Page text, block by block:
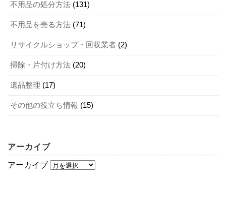
があり、状態のよいものを中心に高額査定が期待できま
す。特に、以下のようなブランド品は期待できるでしょ
カルティエ
ブルガリ
エルメス
者に専門知識があるかどうかが大きく影響するので注意し
が異なるのも、複数の業者に査定を依頼すべき理由といえ
ます。
関連記事
4．遺品を買取に出すときの注意点
ましょう。
買取される、依頼していないものまで勝手に回収してしま
うなどのトラブルに巻き込まれる可能性があります。遺品
参考にして選んだ業者に依頼しましょう。
関連記事
関連記事 不用品を賢く処分！ リサイクルショップの上手な使い方 5選
最後に、遺品の買取に関する質問に回します。それぞれ参
考にしてください。
不用品の処分方法 (131)
不用品を売る方法 (71)
リサイクルショップ・回収業者 (2)
掃除・片付け方法 (20)
遺品整理 (17)
その他の役立ち情報 (15)
アーカイブ
アーカイブ